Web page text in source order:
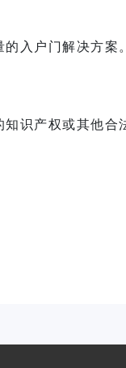
入户门解决方案。
识产权或其他合